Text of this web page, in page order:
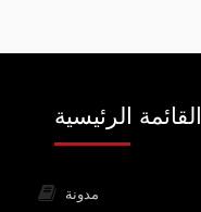
القائمة الرئيسية
مدونة